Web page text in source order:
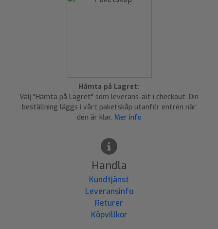
Hämta på Lagret:
Välj "Hämta på Lagret" som leverans-alt i checkout. Din
beställning läggs i vårt paketskåp utanför entrén när
den är klar. Mer info
Handla
Kundtjänst
Leveransinfo
Returer
Köpvillkor